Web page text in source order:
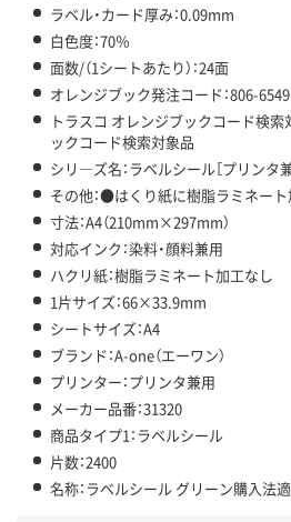
ラベル・カード厚み：0.09mm
白色度：70％
面数/（1シートあたり）：24面
オレンジブック発注コード：806-6549
トラスコ オレンジブックコード検索
ックコード検索対象品
シリ―ズ名：ラベルシール［プリンタ兼
その他：●はくり紙に樹脂ラミネー
寸法：A4（210mm×297mm）
対応インク：染料・顔料兼用
ハクリ紙：樹脂ラミネート加工なし
1片サイズ：66×33.9mm
シートサイズ：A4
ブランド：A-one（エーワン）
プリンター：プリンタ兼用
メーカー品番：31320
商品タイプ1：ラベルシール
片数：2400
名称：ラベルシール グリーン購入法